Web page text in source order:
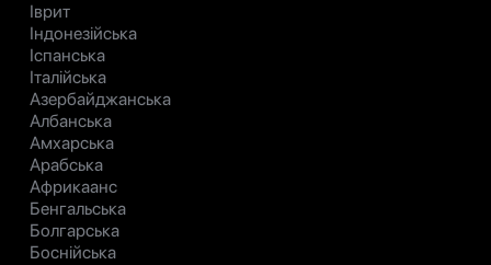
Іврит
Індонезійська
Іспанська
Італійська
Азербайджанська
Албанська
Амхарська
Арабська
Африкаанс
Бенгальська
Болгарська
Боснійська